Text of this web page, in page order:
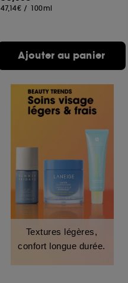
47,14€ / 100ml
Ajouter au panier
Textures légères,
confort longue durée.